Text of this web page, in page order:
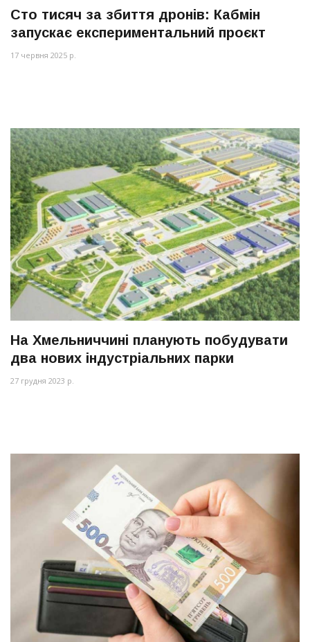
Сто тисяч за збиття дронів: Кабмін
запускає експериментальний проєкт
17 червня 2025 р.
На Хмельниччині планують побудувати
два нових індустріальних парки
27 грудня 2023 р.